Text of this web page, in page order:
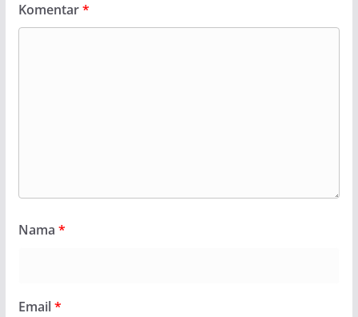
Komentar*
Nama *
Email*